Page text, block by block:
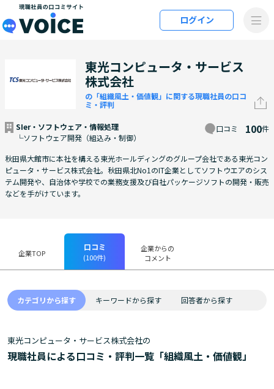
メインコンテンツにスキップ
ログイン
東光コンピュータ・サービス
株式会社
の「組織風土・価値観」に関する現職社員の口コ
ミ・評判
SIer・ソフトウェア・情報処理
└ソフトウェア開発（組込み・制御）
口コミ 100件
秋田県大館市に本社を構える東光ホールディングのグループ会社である東光コン
ピュータ・サービス株式会社。秋田県北No1のIT企業としてソフトウエアのシス
テム開発や、自治体や学校での業務支援及び自社パッケージソフトの開発・販売
などを手がけています。
企業TOP
口コミ
(100件)
企業からの
コメント
カテゴリから探す キーワードから探す 回答者から探す
東光コンピュータ・サービス株式会社の
現職社員による口コミ・評判一覧「組織風土・価値観」